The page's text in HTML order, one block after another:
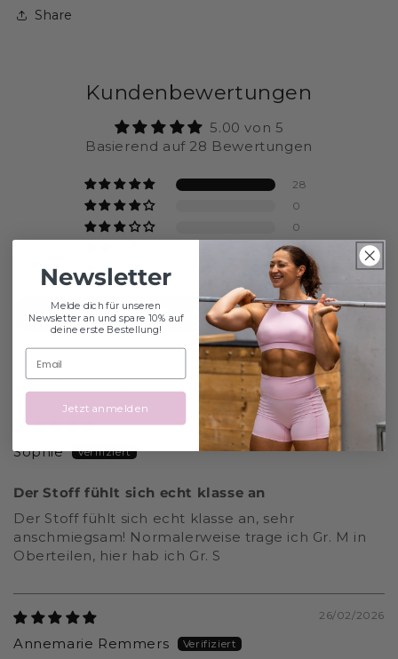
Share
Kundenbewertungen
5.00 von 5
Basierend auf 28 Bewertungen
28
0
0
0
0
Bewertung schreiben
06/07/2026
Sophie
Der Stoff fühlt sich echt klasse an
Der Stoff fühlt sich echt klasse an, sehr
anschmiegsam! Normalerweise trage ich Gr. M in
Oberteilen, hier hab ich Gr. S
26/02/2026
Annemarie Remmers
Newsletter
Melde dich für unseren
Newsletter an und spare 10% auf
deine erste Bestellung!
Jetzt anmelden